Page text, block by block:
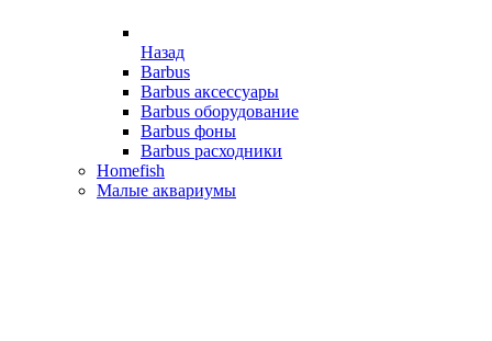
Назад
Barbus
Barbus аксессуары
Barbus оборудование
Barbus фоны
Barbus расходники
Homefish
Малые аквариумы